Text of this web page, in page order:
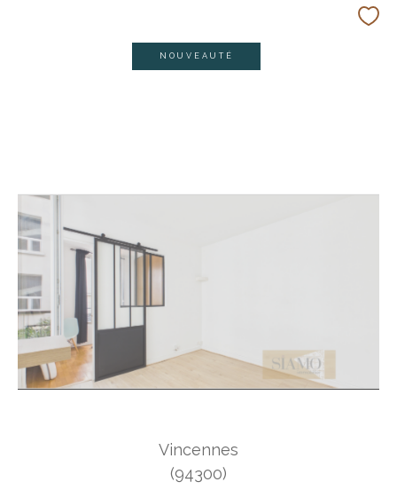
NOUVEAUTÉ
Vincennes
(94300)